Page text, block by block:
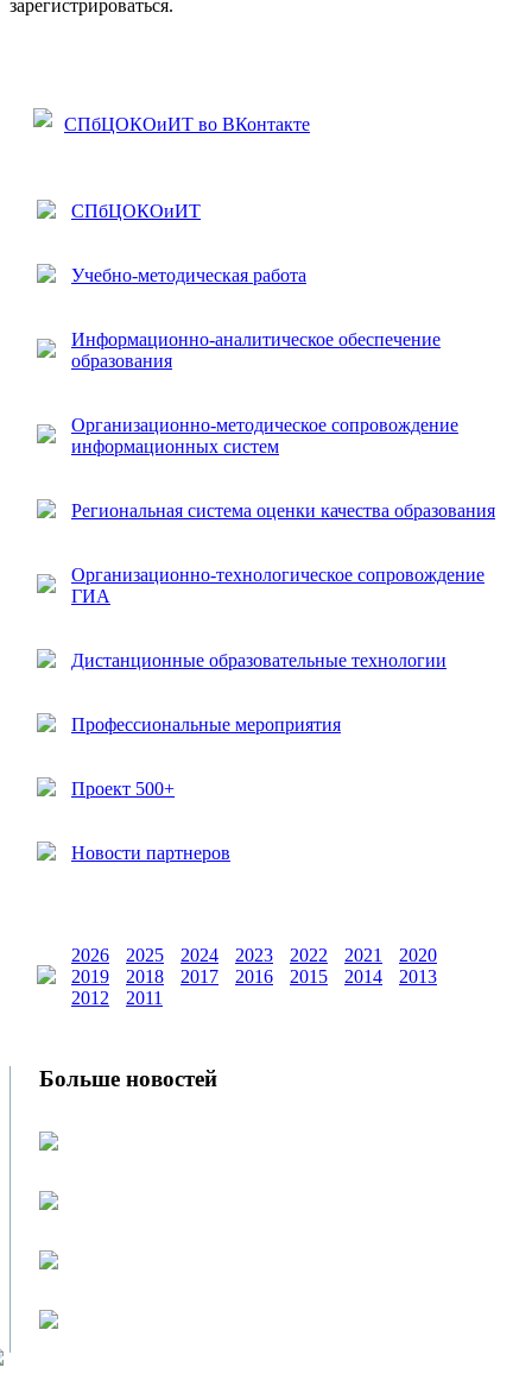
зарегистрироваться.
СПбЦОКОиИТ во ВКонтакте
СПбЦОКОиИТ
Учебно-методическая работа
Информационно-аналитическое обеспечение
образования
Организационно-методическое сопровождение
информационных систем
Региональная система оценки качества образования
Организационно-технологическое сопровождение
ГИА
Дистанционные образовательные технологии
Профессиональные мероприятия
Проект 500+
Новости партнеров
2026 2025 2024 2023 2022 2021
2020
2019
2018 2017 2016 2015 2014
2013
2012
2011
Больше новостей